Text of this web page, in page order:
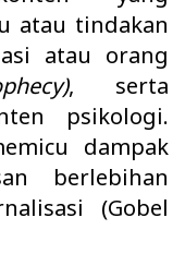
atau tindakan
atau orang
, serta
psikologi.
dampak
berlebihan
(Gobel